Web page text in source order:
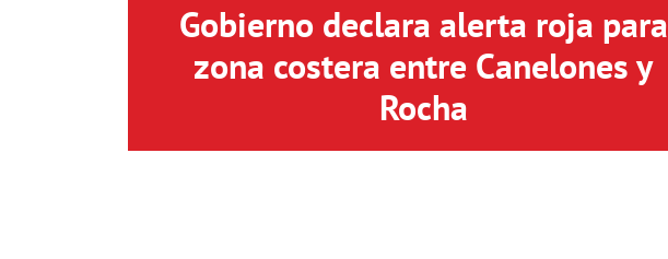
Gobierno declara alerta roja para
zona costera entre Canelones y
Rocha